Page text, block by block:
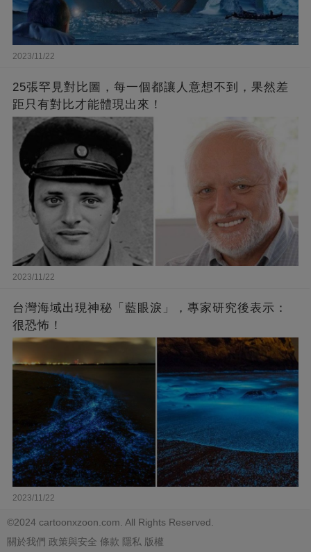
2023/11/22
25張罕見對比圖，每一個都讓人意想不到，果然差
距只有對比才能體現出來！
2023/11/22
台灣海域出現神秘「藍眼淚」，專家研究後表示：
很恐怖！
2023/11/22
©2024 cartoonxzoon.com. All Rights Reserved.
關於我們 政策與安全 條款 隱私 版權